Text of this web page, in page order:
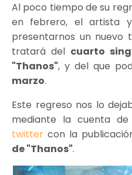
Al poco tiempo de su
en febrero, el artista
presentarnos un nuevo
tratará del cuarto
"Thanos", y del que
marzo.
Este regreso nos lo
mediante la cuenta
twitter con la
de "Thanos".